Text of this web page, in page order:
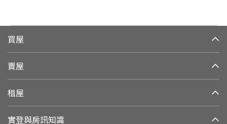
買屋
賣屋
租屋
實登與房訊知識